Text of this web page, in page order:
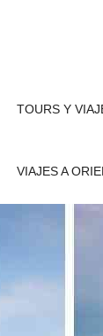
TOURS Y
VIAJES A